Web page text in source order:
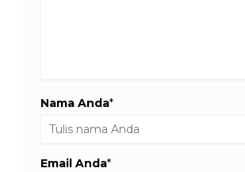
Nama Anda*
Email Anda*